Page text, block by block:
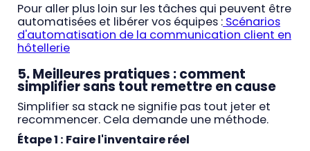
Pour aller plus loin sur les tâches qui peuvent être
automatisées et libérer vos équipes : Scénarios
d'automatisation de la communication client en
hôtellerie
5. Meilleures pratiques : comment
simplifier sans tout remettre en cause
Simplifier sa stack ne signifie pas tout jeter et
recommencer. Cela demande une méthode.
Étape 1 : Faire l'inventaire réel